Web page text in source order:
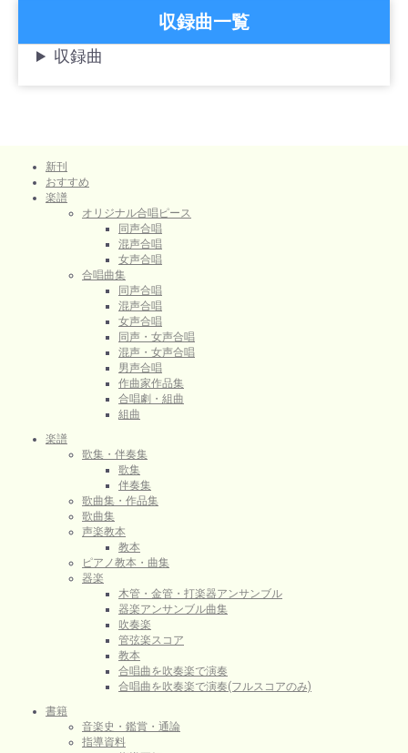
収録曲一覧
収録曲
新刊
おすすめ
楽譜
オリジナル合唱ピース
同声合唱
混声合唱
女声合唱
合唱曲集
同声合唱
混声合唱
女声合唱
同声・女声合唱
混声・女声合唱
男声合唱
作曲家作品集
合唱劇・組曲
組曲
楽譜
歌集・伴奏集
歌集
伴奏集
歌曲集・作品集
歌曲集
声楽教本
教本
ピアノ教本・曲集
器楽
木管・金管・打楽器アンサンブル
器楽アンサンブル曲集
吹奏楽
管弦楽スコア
教本
合唱曲を吹奏楽で演奏
合唱曲を吹奏楽で演奏(フルスコアのみ)
書籍
音楽史・鑑賞・通論
指導資料